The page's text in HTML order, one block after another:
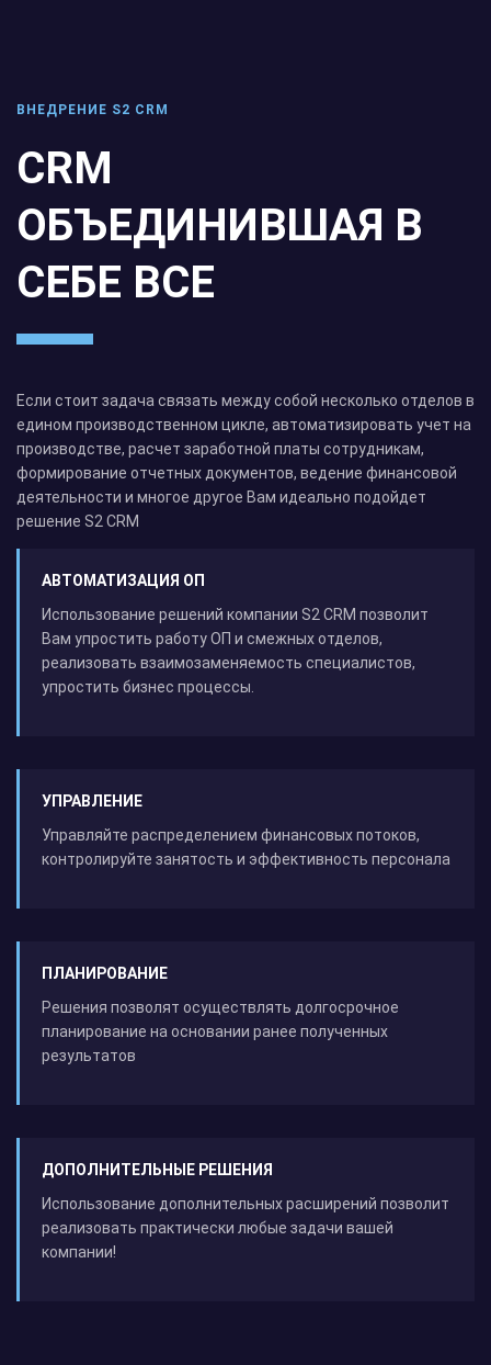
ВНЕДРЕНИЕ S2 CRM
CRM
ОБЪЕДИНИВШАЯ В
СЕБЕ ВСЕ
Если стоит задача связать между собой несколько отделов в
едином производственном цикле, автоматизировать учет на
производстве, расчет заработной платы сотрудникам,
формирование отчетных документов, ведение финансовой
деятельности и многое другое Вам идеально подойдет
решение S2 CRM
АВТОМАТИЗАЦИЯ ОП
Использование решений компании S2 CRM позволит
Вам упростить работу ОП и смежных отделов,
реализовать взаимозаменяемость специалистов,
упростить бизнес процессы.
УПРАВЛЕНИЕ
Управляйте распределением финансовых потоков,
контролируйте занятость и эффективность персонала
ПЛАНИРОВАНИЕ
Решения позволят осуществлять долгосрочное
планирование на основании ранее полученных
результатов
ДОПОЛНИТЕЛЬНЫЕ РЕШЕНИЯ
Использование дополнительных расширений позволит
реализовать практически любые задачи вашей
компании!